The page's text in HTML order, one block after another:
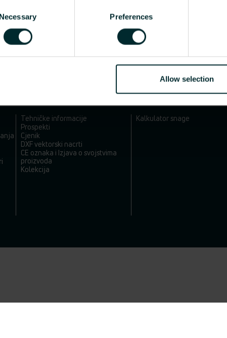
Necessary Preferences
Allow selection
Tehničke informacije
Prospekti
Cjenik
DXF vektorski nacrti
CE oznaka i Izjava o svojstvima
proizvoda
Kolekcija
KALKULATOR SNAGE
Kalkulator snage